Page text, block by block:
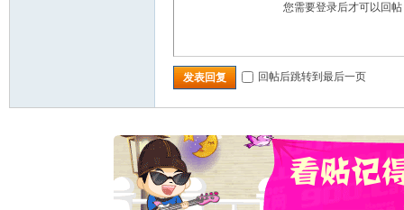
您需要登录后才可以回帖
发表回复 回帖后跳转到最后一页